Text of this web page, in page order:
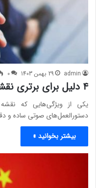
admin 29 بهمن 1403 0
۴ دلیل برای برتری نقشه اپل از گوگل مپس
یکی از ویژگی‌هایی که
دستورالعمل‌های صوتی ساده و
بیشتر بخوانید »